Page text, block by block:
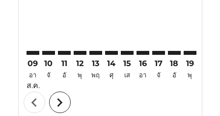
09
อา
ส.ค.
10
จั
11
อั
12
พุ
13
พฤ
14
ศุ
15
เส
16
อา
17
จั
18
อั
19
พุ
chevron_left chevron_right